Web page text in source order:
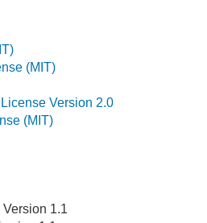
(MIT)
Version 2.0
(MIT)
1.1